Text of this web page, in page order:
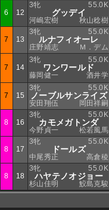
6 12
55.0K
3牝
グッデイ
河嶋宏樹 秋山稔樹
7 13
55.0K
3牝
ルナフィオーレ
庄野靖志 Ｍ．デム
7 14
55.0K
3牝
ワンワールド
藤岡健一 酒井学
7 15
55.0K
3牝
ノーブルサンライズ
安田翔伍 岡田祥嗣
8 16
55.0K
3牝
カモメガトンダ
今野貞一 松若風馬
8 17
55.0K
3牝
ドールズ
中尾秀正 高倉稜
8 18
55.0K
3牝
ハヤテノオジョー
杉山佳明 鮫島克駿